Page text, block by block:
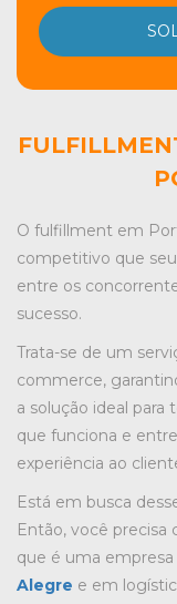
O fulfillment em
competitivo que
entre os
sucesso.
Trata-se de um
commerce,
a solução ideal para
que funciona e
experiência ao
Está em busca
Então, você precisa
que é uma
Alegre e em